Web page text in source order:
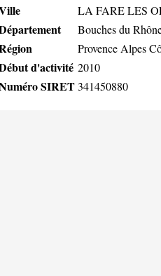
LA FARE LES
Bouches du
Provence Alpes
d'activité 2010
SIRET341450880